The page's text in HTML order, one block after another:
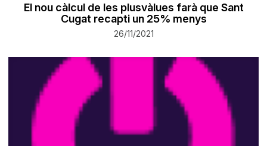
El nou càlcul de les plusvàlues farà que Sant
Cugat recapti un 25% menys
26/11/2021